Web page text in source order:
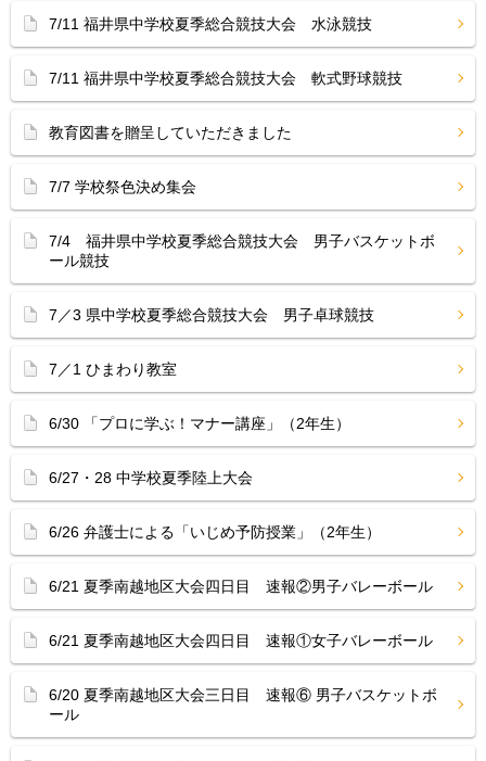
7/11 福井県中学校夏季総合競技大会 水泳競技
7/11 福井県中学校夏季総合競技大会 軟式野球競技
教育図書を贈呈していただきました
7/7 学校祭色決め集会
7/4 福井県中学校夏季総合競技大会 男子バスケットボ
ール競技
7／3 県中学校夏季総合競技大会 男子卓球競技
7／1 ひまわり教室
6/30 「プロに学ぶ！マナー講座」（2年生）
6/27・28 中学校夏季陸上大会
6/26 弁護士による「いじめ予防授業」（2年生）
6/21 夏季南越地区大会四日目 速報②男子バレーボール
6/21 夏季南越地区大会四日目 速報①女子バレーボール
6/20 夏季南越地区大会三日目 速報⑥ 男子バスケットボ
ール